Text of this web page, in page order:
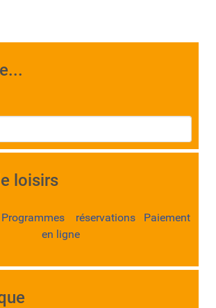
loisirs
réservations Paiement
en ligne